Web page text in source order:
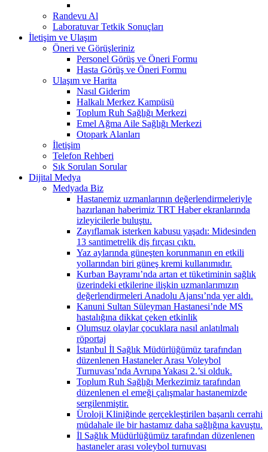
Randevu Al
Laboratuvar Tetkik Sonuçları
İletişim ve Ulaşım
Öneri ve Görüşleriniz
Personel Görüş ve Öneri Formu
Hasta Görüş ve Öneri Formu
Ulaşım ve Harita
Nasıl Giderim
Halkalı Merkez Kampüsü
Toplum Ruh Sağlığı Merkezi
Emel Ağma Aile Sağlığı Merkezi
Otopark Alanları
İletişim
Telefon Rehberi
Sık Sorulan Sorular
Dijital Medya
Medyada Biz
Hastanemiz uzmanlarının değerlendirmeleriyle
hazırlanan haberimiz TRT Haber ekranlarında
izleyicilerle buluştu.
Zayıflamak isterken kabusu yaşadı: Midesinden
13 santimetrelik diş fırçası çıktı.
Yaz aylarında güneşten korunmanın en etkili
yollarından biri güneş kremi kullanımıdır.
Kurban Bayramı’nda artan et tüketiminin sağlık
üzerindeki etkilerine ilişkin uzmanlarımızın
değerlendirmeleri Anadolu Ajansı’nda yer aldı.
Kanuni Sultan Süleyman Hastanesi’nde MS
hastalığına dikkat çeken etkinlik
Olumsuz olaylar çocuklara nasıl anlatılmalı
röportaj
İstanbul İl Sağlık Müdürlüğümüz tarafından
düzenlenen Hastaneler Arası Voleybol
Turnuvası’nda Avrupa Yakası 2.’si olduk.
Toplum Ruh Sağlığı Merkezimiz tarafından
düzenlenen el emeği çalışmalar hastanemizde
sergilenmiştir.
Üroloji Kliniğinde gerçekleştirilen başarılı cerrahi
müdahale ile bir hastamız daha sağlığına kavuştu.
İl Sağlık Müdürlüğümüz tarafından düzenlenen
hastaneler arası voleybol turnuvası